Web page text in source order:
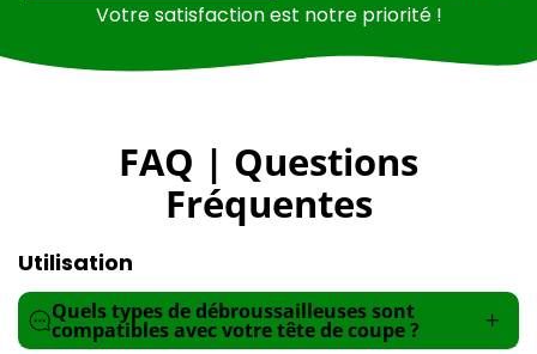
Votre satisfaction est notre priorité !
FAQ | Questions
Fréquentes
Utilisation
Quels types de débroussailleuses sont
compatibles avec votre tête de coupe ?